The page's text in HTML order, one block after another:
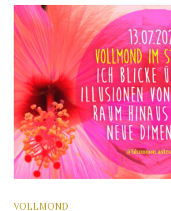
VOLLMOND